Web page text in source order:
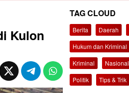
Kulon
TAG CLOUD
Berita Daerah
Hukum dan Kriminal
Kriminal
Nasional
Politik
Tips & Trik